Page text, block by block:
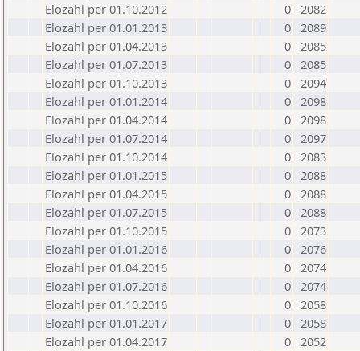
Elozahl per 01.10.2012
0 2082
Elozahl per 01.01.2013
0 2089
Elozahl per 01.04.2013
0 2085
Elozahl per 01.07.2013
0 2085
Elozahl per 01.10.2013
0 2094
Elozahl per 01.01.2014
0 2098
Elozahl per 01.04.2014
0 2098
Elozahl per 01.07.2014
0 2097
Elozahl per 01.10.2014
0 2083
Elozahl per 01.01.2015
0 2088
Elozahl per 01.04.2015
0 2088
Elozahl per 01.07.2015
0 2088
Elozahl per 01.10.2015
0 2073
Elozahl per 01.01.2016
0 2076
Elozahl per 01.04.2016
0 2074
Elozahl per 01.07.2016
0 2074
Elozahl per 01.10.2016
0 2058
Elozahl per 01.01.2017
0 2058
Elozahl per 01.04.2017
0 2052